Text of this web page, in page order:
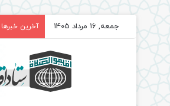
جمعه, 16 مرداد 1405 آخرین خبرها